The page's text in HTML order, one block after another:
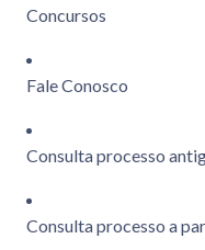
Concursos
Fale Conosco
Consulta processo
Consulta processo a